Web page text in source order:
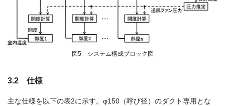
図5 システム構成ブロック図
3.2 仕様
主な仕様を以下の表2に示す。φ150（呼び径）のダクト専用とな